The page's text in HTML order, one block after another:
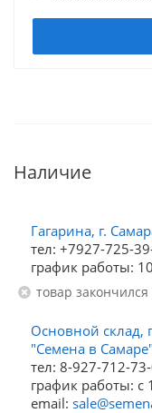
Наличие
Гагарина, г.
тел: +7927-725-
график работы:
Товар закончился
Основной склад,
"Семена в Самаре"
тел: 8-927-712-
график работы:
email: